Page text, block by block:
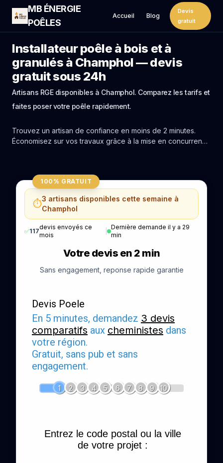
MB ÉNERGIE
POÊLES
Accueil Blog
Devis
gratuit
Installateur poêle à bois et à
granulés à Champhol — devis
gratuit sous 24h
Artisans RGE disponibles à Champhol. Comparez les tarifs et
faites poser votre poêle rapidement.
Trouvez un artisan de confiance en moins de 2 minutes.
Économisez sur vos travaux grâce à la mise en concurrence
100% GRATUIT
⏱️3 artisans disponibles cette semaine à
Champhol
✅117
devis envoyés ce
mois
|
Dernière demande il y a 29
min
Votre devis en 2 min
Sans engagement, reponse rapide garantie
Devis Poele
En 5 minutes, demandez 3 devis
comparatifs aux cheministes dans
votre région.
Gratuit, sans pub et sans
engagement.
1 2 3 4 5 6 7 8 9 10
Entrez le code postal ou la ville
de votre projet :